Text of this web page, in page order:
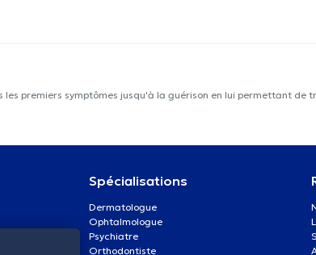
premiers symptômes jusqu'à la guérison en lui permettant
Spécialisations
Dermatologue
Ophtalmologue
Psychiatre
Orthodontiste